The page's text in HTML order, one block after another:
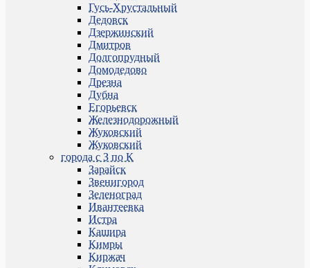
Гусь-Хрустальный
Дедовск
Дзержинский
Дмитров
Долгопрудный
Домодедово
Дрезна
Дубна
Егорьевск
Железнодорожный
Жуковский
Жуковский
города с З по К
Зарайск
Звенигород
Зеленоград
Ивантеевка
Истра
Кашира
Кимры
Киржач